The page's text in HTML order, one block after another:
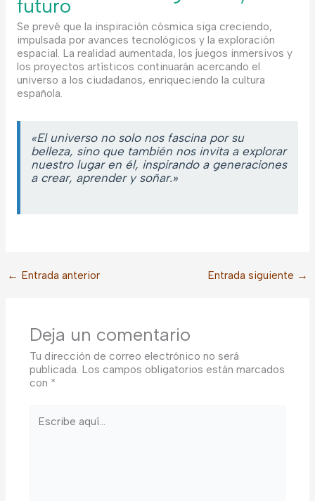
futuro
Se prevé que la inspiración cósmica siga creciendo,
impulsada por avances tecnológicos y la exploración
espacial. La realidad aumentada, los juegos inmersivos y
los proyectos artísticos continuarán acercando el
universo a los ciudadanos, enriqueciendo la cultura
española.
«El universo no solo nos fascina por su
belleza, sino que también nos invita a explorar
nuestro lugar en él, inspirando a generaciones
a crear, aprender y soñar.»
← Entrada anterior Entrada siguiente →
Deja un comentario
Tu dirección de correo electrónico no será
publicada. Los campos obligatorios están marcados
con *
aquí...